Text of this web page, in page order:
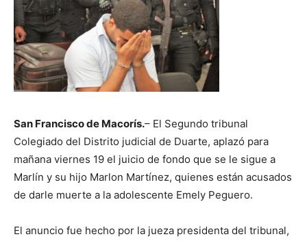
San Francisco de Macorís.– El Segundo tribunal
Colegiado del Distrito judicial de Duarte, aplazó para
mañana viernes 19 el juicio de fondo que se le sigue a
Marlín y su hijo Marlon Martínez, quienes están acusados
de darle muerte a la adolescente Emely Peguero.
El anuncio fue hecho por la jueza presidenta del tribunal,